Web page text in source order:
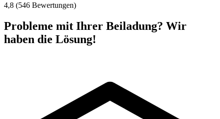
4,8 (546 Bewertungen)
Probleme mit Ihrer Beiladung? Wir
haben die Lösung!